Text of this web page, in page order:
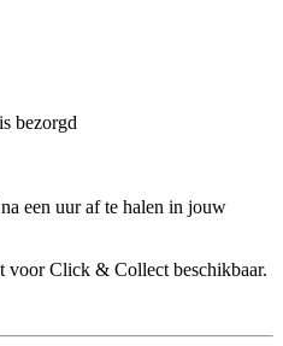
bezorgd
een uur af te halen in jouw
Click & Collect beschikbaar.